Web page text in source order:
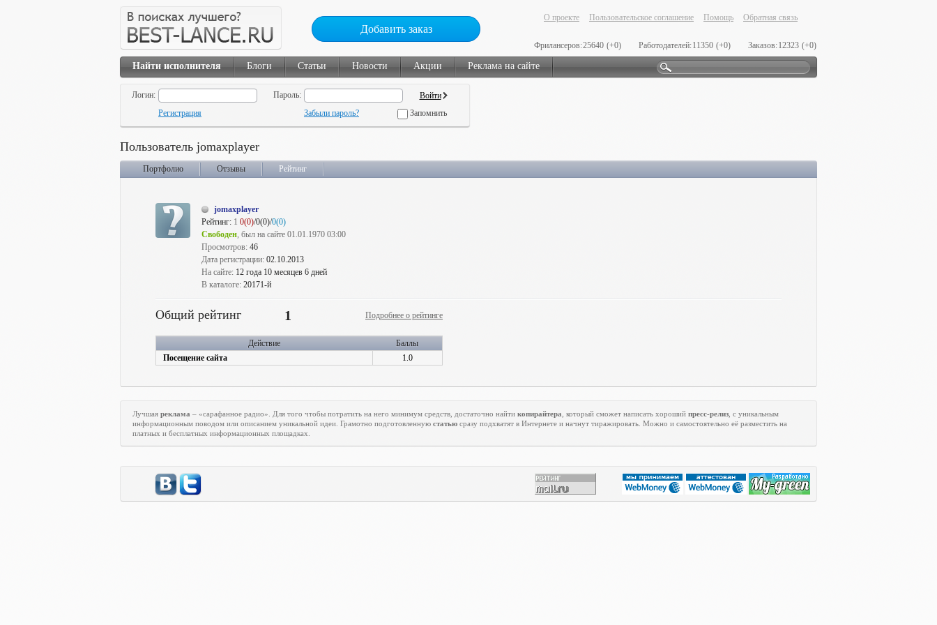
Добавить заказ
О проекте Пользовательское соглашение Помощь Обратная связь
Фрилансеров:25640 (+0) Работодателей:11350 (+0) Заказов:12323 (+0)
Найти исполнителя Блоги Статьи Новости Акции Реклама на сайте
Логин:
Пароль:
Регистрация
Забыли пароль? Запомнить
Пользователь jomaxplayer
Портфолио Отзывы Рейтинг
jomaxplayer
Рейтинг: 1 0(0)/0(0)/0(0)
Свободен, был на сайте 01.01.1970 03:00
Просмотров: 46
Дата регистрации: 02.10.2013
На сайте: 12 года 10 месяцев 6 дней
В каталоге: 20171-й
Общий рейтинг 1 Подробнее о рейтинге
Действие
Баллы
Посещение сайта
1.0
Лучшая реклама – «сарафанное радио». Для того чтобы потратить на него минимум средств, достаточно найти копирайтера , который сможет написать хороший пресс-релиз , с уникальным
информационным поводом или описанием уникальной идеи. Грамотно подготовленную статью сразу подхватят в Интернете и начнут тиражировать. Можно и самостоятельно её разместить на
платных и бесплатных информационных площадках.